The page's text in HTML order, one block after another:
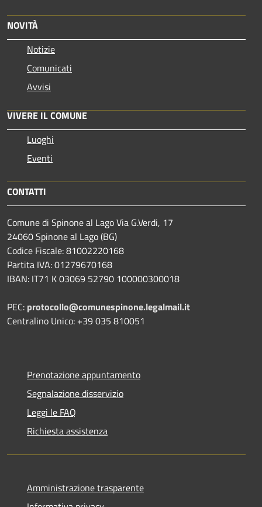
NOVITÀ
Notizie
Comunicati
Avvisi
VIVERE IL COMUNE
Luoghi
Eventi
CONTATTI
Comune di Spinone al Lago Via G.Verdi, 17
24060 Spinone al Lago (BG)
Codice Fiscale: 81002220168
Partita IVA: 01279670168
IBAN: IT71 K 03069 52790 100000300018
PEC: protocollo@comunespinone.legalmail.it
Centralino Unico: +39 035 810051
Prenotazione appuntamento
Segnalazione disservizio
Leggi le FAQ
Richiesta assistenza
Amministrazione trasparente